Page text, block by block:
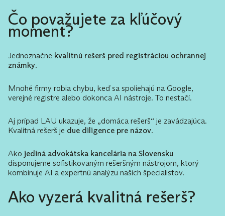
Čo považujete za kľúčový
moment?
Jednoznačne kvalitnú rešerš pred registráciou ochrannej
známky.
Mnohé firmy robia chybu, keď sa spoliehajú na Google,
verejné registre alebo dokonca AI nástroje. To nestačí.
Aj prípad LAU ukazuje, že „domáca rešerš“ je zavádzajúca.
Kvalitná rešerš je due diligence pre názov.
Ako jediná advokátska kancelária na Slovensku
disponujeme sofistikovaným rešeršným nástrojom, ktorý
kombinuje AI a expertnú analýzu našich špecialistov.
Ako vyzerá kvalitná rešerš?